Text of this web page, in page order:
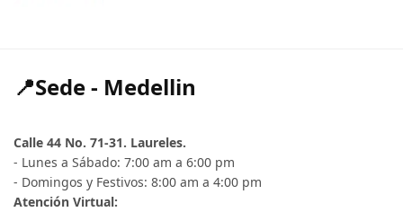
📍Sede - Medellin
Calle 44 No. 71-31. Laureles.
- Lunes a Sábado: 7:00 am a 6:00 pm
- Domingos y Festivos: 8:00 am a 4:00 pm
Atención Virtual: